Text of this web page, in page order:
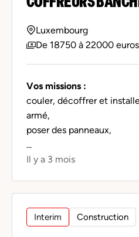
Luxembourg
De 18750 à 22000
Vos missions :
couler, décoffrer et
armé,
poser des panneaux,
...
Il y a 3 mois
Interim Construction